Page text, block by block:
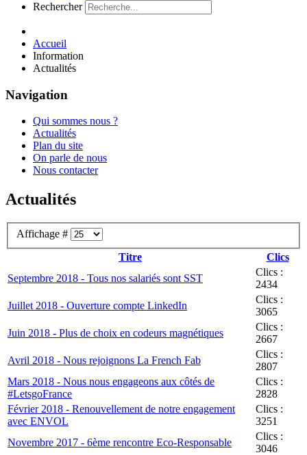
Rechercher
Accueil
Information
Actualités
Navigation
Qui sommes nous ?
Actualités
Plan du site
On parle de nous
Nous contacter
Actualités
Affichage #
Titre
Clics
Septembre 2018 - Tous nos salariés sont SST
Clics :
2434
Juillet 2018 - Ouverture compte LinkedIn
Clics :
3065
Juin 2018 - Plus de choix en codeurs magnétiques
Clics :
2667
Avril 2018 - Nous rejoignons La French Fab
Clics :
2807
Mars 2018 - Nous nous engageons aux côtés de
#LetsgoFrance
Clics :
2828
Février 2018 - Renouvellement de notre engagement
avec ENVOL
Clics :
3251
Novembre 2017 - 6ème rencontre Eco-Responsable
Clics :
3046